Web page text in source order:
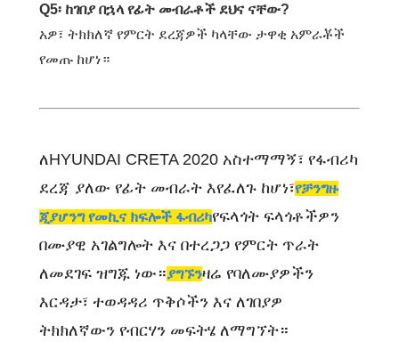
Q5፡ ከገበያ በኋላ የፊት መብራቶች ደህና ናቸው?
አዎ፣ ትክክለኛ የምርት ደረጃዎች ካላቸው ታዋቂ አምራቾች
የመጡ ከሆነ።
ለHYUNDAI CRETA 2020 አስተማማኝ፣ የፋብሪካ
ደረጃ ያለው የፊት መብራት እየፈለጉ ከሆነ፣የቻንግዙ
ጂያሆንግ የመኪና ክፍሎች ፋብሪካየፍላጎት ፍላጎቶችዎን
በሙያዊ አገልግሎት እና በተረጋጋ የምርት ጥራት
ለመደገፍ ዝግጁ ነው።ያግኙንዛሬ የባለሙያዎችን
እርዳታ፣ ተወዳዳሪ ጥቅሶችን እና ለገበያዎ
ትክክለኛውን የብርሃን መፍትሄ ለማግኘት።